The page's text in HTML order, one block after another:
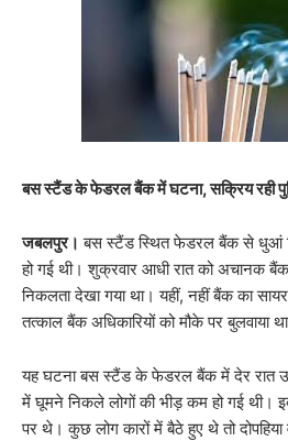
बस स्टैंड के फेडरल बैंक में घटना, सक्रिय रही
जबलपुर। बस स्टैंड स्थित फेडरल बैंक से धुआं
हो गई थी। शुक्रवार आधी रात को अचानक
निकलता देखा गया था। यहीं, नहीं बैंक का
तत्काल बैंक अधिकारियों को मौके पर बुलवाया
यह घटना बस स्टैंड के फेडरल बैंक में देर रात
में घूमने निकले लोगों की भीड़ कम हो गई थी।
पर थे। कुछ लोग कारों में बैठे हुए थे तो